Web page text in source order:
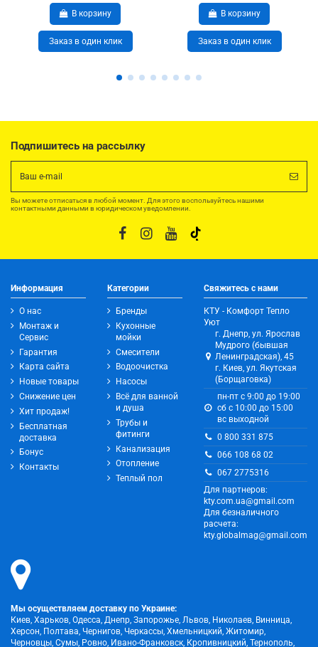
В корзину
Заказ в один клик
В корзину
Заказ в один клик
Подпишитесь на рассылку
Вы можете отписаться в любой момент. Для этого воспользуйтесь нашими
контактными данными в юридическом уведомлении.
Информация
О нас
Монтаж и
Сервис
Гарантия
Карта сайта
Новые товары
Снижение цен
Хит продаж!
Бесплатная
доставка
Бонус
Контакты
Категории
Бренды
Кухонные
мойки
Смесители
Водоочистка
Насосы
Всё для ванной
и душа
Трубы и
фитинги
Канализация
Отопление
Теплый пол
Свяжитесь с нами
КТУ - Комфорт Тепло
Уют
г. Днепр, ул. Ярослав
Мудрого (бывшая
Ленинградская), 45
г. Киев, ул. Якутская
(Борщаговка)
пн-пт с 9:00 до 19:00
сб с 10:00 до 15:00
вс выходной
0 800 331 875
066 108 68 02
067 2775316
Для партнеров:
kty.com.ua@gmail.com
Для безналичного
расчета:
kty.globalmag@gmail.com
Мы осуществляем доставку по Украине:
Киев, Харьков, Одесса, Днепр, Запорожье, Львов, Николаев, Винница,
Херсон, Полтава, Чернигов, Черкассы, Хмельницкий, Житомир,
Черновцы, Сумы, Ровно, Ивано-Франковск, Кропивницкий, Тернополь,